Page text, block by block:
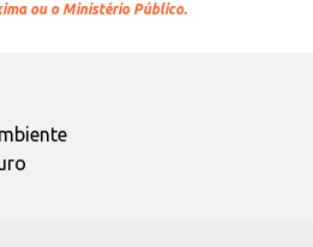
ou o Ministério Público.